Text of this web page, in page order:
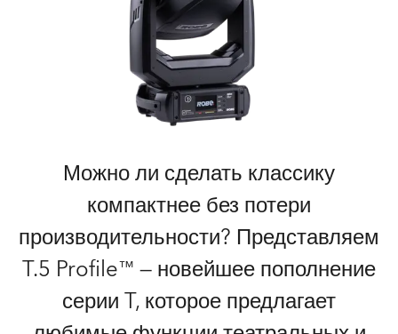
Можно ли сделать классику
компактнее без потери
производительности? Представляем
T.5 Profile™ — новейшее пополнение
серии T, которое предлагает